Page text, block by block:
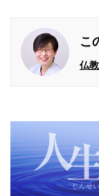
こ
仏